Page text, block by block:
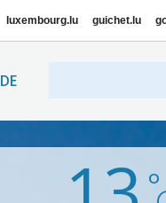
luxembourg.lu guichet.lu
DE